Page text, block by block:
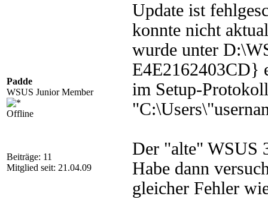
Padde
WSUS Junior Member
Offline
Beiträge: 11
Mitglied seit: 21.04.09
Update ist
konnte nicht
wurde unter
E4E2162403CD}
im Setup-Protokoll
Der "alte" WSUS
Habe dann
gleicher Fehler